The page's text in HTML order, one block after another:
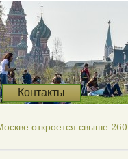
Контакты
откроется свыше